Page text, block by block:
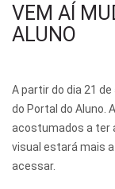
VEM AÍ
ALUNO
A partir do dia 21
do Portal do Aluno.
acostumados a ter
visual estará mais
acessar.